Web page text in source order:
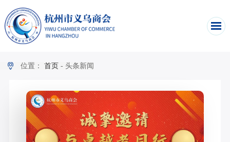
位置： 首页 - 头条新闻